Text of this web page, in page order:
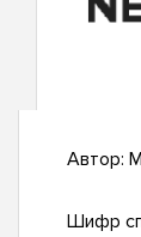
Автор:
Шифр